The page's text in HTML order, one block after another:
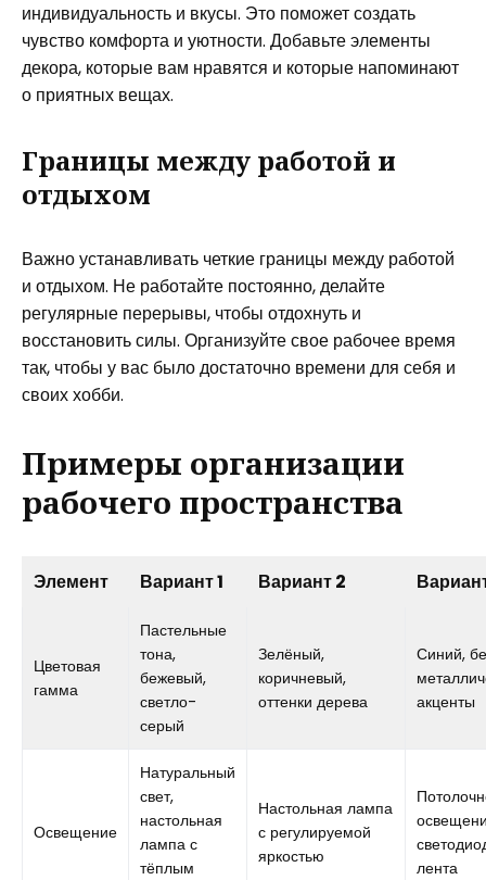
индивидуальность и вкусы. Это поможет создать
чувство комфорта и уютности. Добавьте элементы
декора, которые вам нравятся и которые напоминают
о приятных вещах.
Границы между работой и
отдыхом
Важно устанавливать четкие границы между работой
и отдыхом. Не работайте постоянно, делайте
регулярные перерывы, чтобы отдохнуть и
восстановить силы. Организуйте свое рабочее время
так, чтобы у вас было достаточно времени для себя и
своих хобби.
Примеры организации
рабочего пространства
Элемент Вариант 1 Вариант 2
Цветовая
гамма
Пастельные
тона,
бежевый,
светло-
серый
Зелёный,
коричневый,
оттенки дерева
Синий,
акценты
Освещение
Натуральный
свет,
настольная
лампа с
тёплым
Настольная лампа
с регулируемой
яркостью
лента